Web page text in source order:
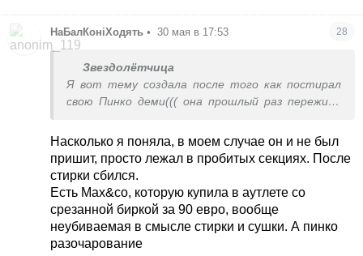
НаБалКоніХодять • 30 мая в 17:53 28
Звездолётчица
Я вот тему создала после того как постирал
свою Пинко деми((( она прошлый раз пережила
а оказывается это был наполнитель, в
нескольких секциях оторвалс(((( надо было
стирать вручную((
Насколько я поняла, в моем случае он и не был
пришит, просто лежал в пробитых секциях. После
стирки сбился.
Есть Max&co, которую купила в аутлете со
срезанной биркой за 90 евро, вообще
неубиваемая в смысле стирки и сушки. А пинко
разочарование